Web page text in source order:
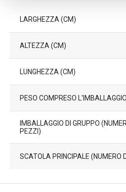
LARGHEZZA (CM)
ALTEZZA (CM)
LUNGHEZZA (CM)
PESO COMPRESO
IMBALLAGGIO DI GRUPPO
PEZZI)
SCATOLA PRINCIPALE (NUMERO